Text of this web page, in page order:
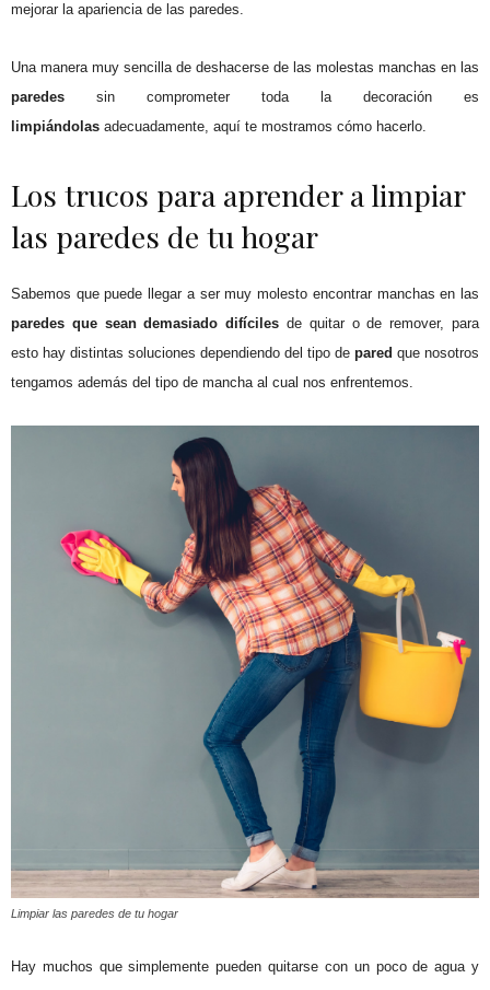
mejorar la apariencia de las paredes.
Una manera muy sencilla de deshacerse de las molestas manchas en las
paredes sin comprometer toda la decoración es
limpiándolas adecuadamente, aquí te mostramos cómo hacerlo.
Los trucos para aprender a limpiar
las paredes de tu hogar
Sabemos que puede llegar a ser muy molesto encontrar manchas en las
paredes que sean demasiado difíciles de quitar o de remover, para
esto hay distintas soluciones dependiendo del tipo de pared que nosotros
tengamos además del tipo de mancha al cual nos enfrentemos.
Limpiar las paredes de tu hogar
Hay muchos que simplemente pueden quitarse con un poco de agua y